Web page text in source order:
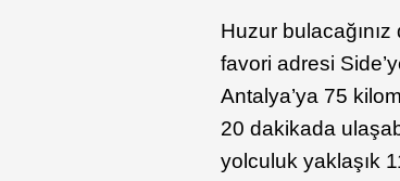
Huzur
favori adresi
Antalya’ya 75
20 dakikada
yolculuk yaklaşık